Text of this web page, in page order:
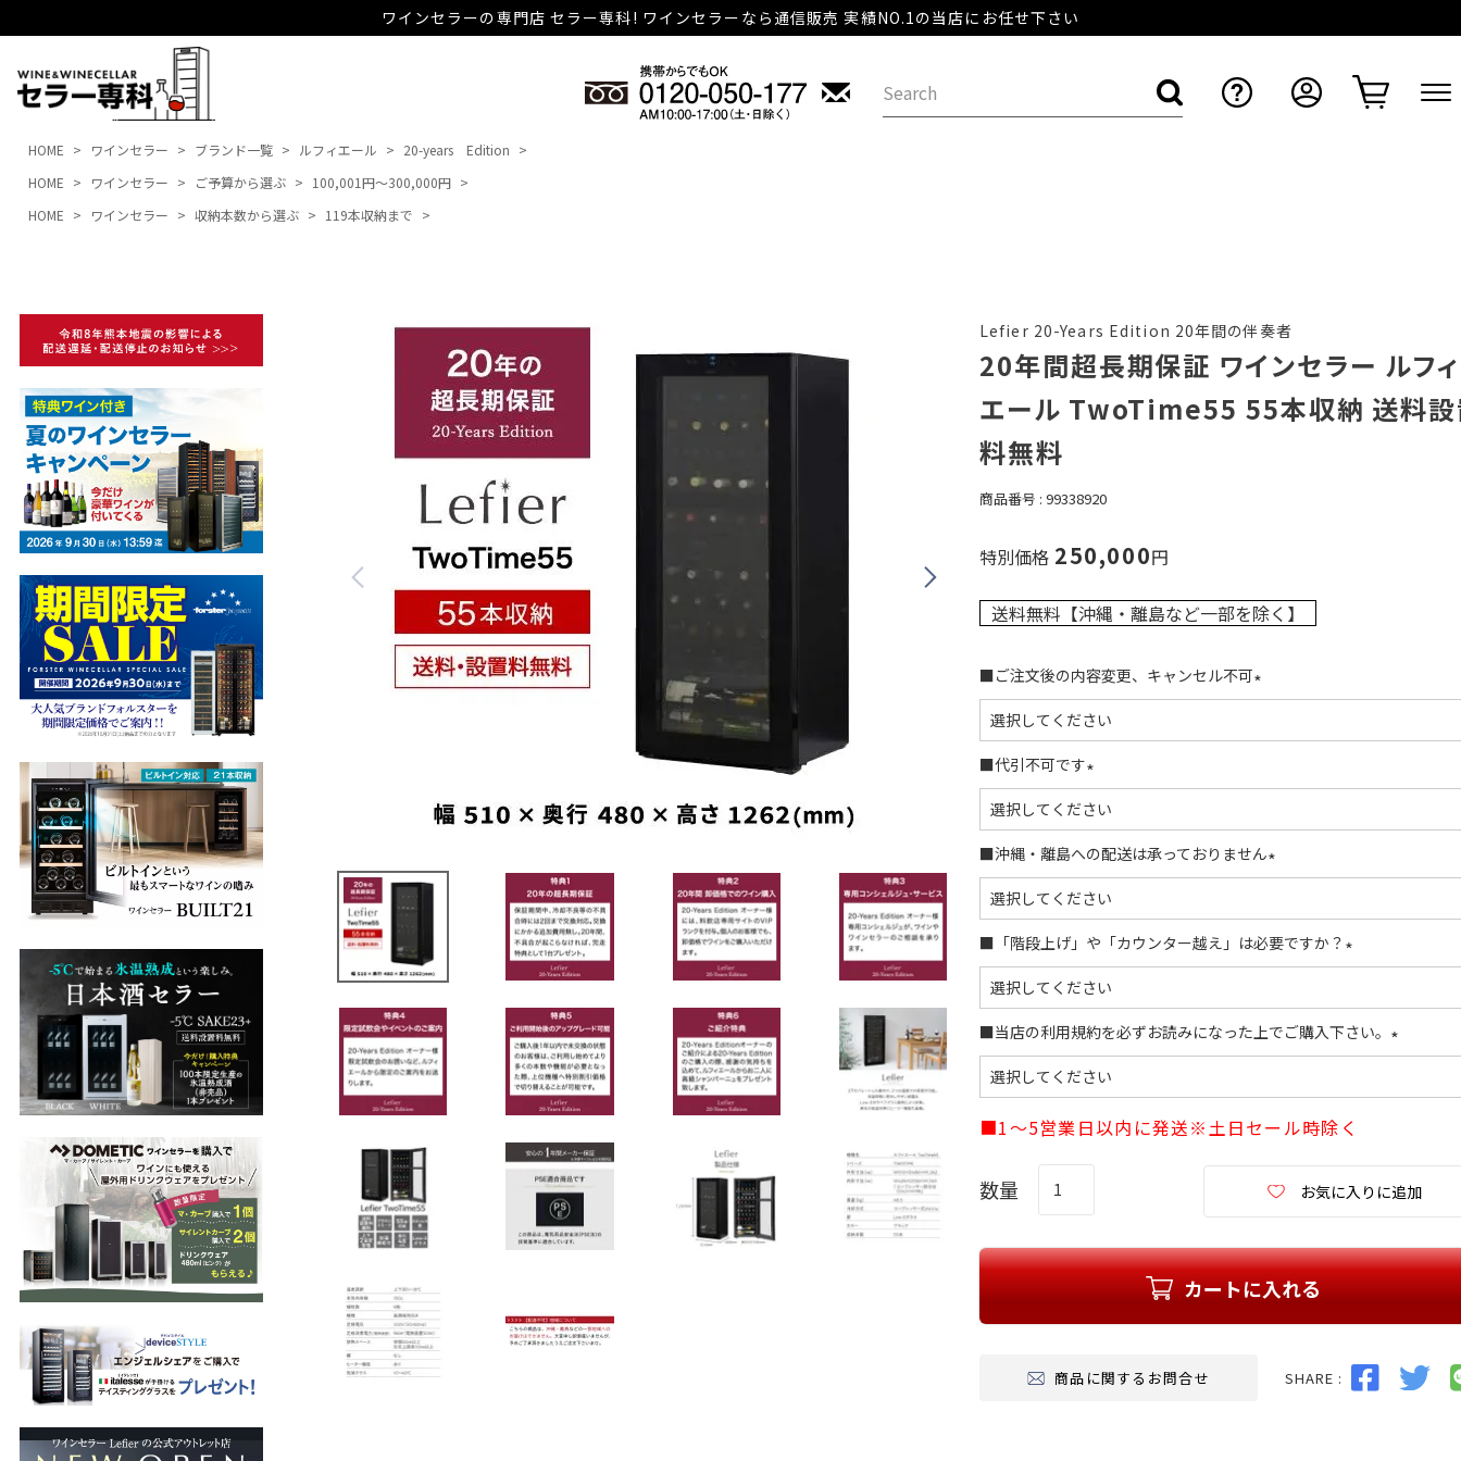
ワインセラーの専門店 セラー専科! ワインセラーなら通信販売 実績NO.1の当店にお任せ下さい
HOME ワインセラー ブランド一覧 ルフィエール
20-years Edition
HOME
ワインセラー ご予算から選ぶ
100,001円～300,000円
HOME
ワインセラー 収納本数から選ぶ 119本収納まで
Lefier 20-Years Edition 20年間の伴奏者
20年間超長期保証 ワインセラー ルフィ
エール TwoTime55 55本収納 送料
料無料
商品番号 99338920
特別価格 250,000
送料無料【沖縄・離島など一部を除く】
■ご注文後の内容変更、キャンセル不可
)
■代引不可です
(
必
須
)
■沖縄・離島への配送は承っておりません
須
)
■「階段上げ」や「カウンター越え」は必要ですか？
須
)
■当店の利用規約を必ずお読みになった上でご購入下さい。
■1～5営業日以内に発送※土日セール時除く
お気に入りに追加
カートに入れる
商品に関するお問合せ SHARE :